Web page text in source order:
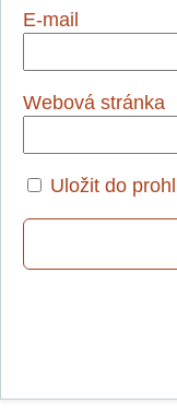
E-mail
Webová stránka
Uložit do